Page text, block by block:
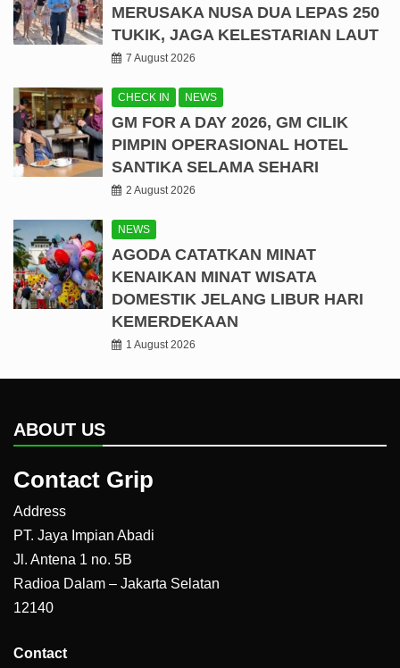
MERUSAKA NUSA DUA LEPAS 250
TUKIK, JAGA KELESTARIAN LAUT
7 August 2026
CHECK IN NEWS
GM FOR A DAY 2026, GM CILIK
PIMPIN OPERASIONAL HOTEL
SANTIKA SELAMA SEHARI
2 August 2026
NEWS
AGODA CATATKAN MINAT
KENAIKAN MINAT WISATA
DOMESTIK JELANG LIBUR HARI
KEMERDEKAAN
1 August 2026
ABOUT US
Contact Grip
Address
PT. Jaya Impian Abadi
Jl. Antena 1 no. 5B
Radioa Dalam – Jakarta Selatan
12140
Contact